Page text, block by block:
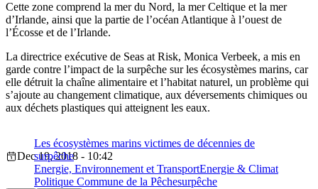
Cette zone comprend la mer du Nord, la mer Celtique et la mer
d’Irlande, ainsi que la partie de l’océan Atlantique à l’ouest de
l’Écosse et de l’Irlande.
La directrice exécutive de Seas at Risk, Monica Verbeek, a mis en
garde contre l’impact de la surpêche sur les écosystèmes marins, car
elle détruit la chaîne alimentaire et l’habitat naturel, un problème qui
s’ajoute au changement climatique, aux déversements chimiques ou
aux déchets plastiques qui atteignent les eaux.
Les écosystèmes marins victimes de décennies de
surpêche
Dec 19, 2018 - 10:42
Energie, Environnement et TransportEnergie & Climat
Politique Commune de la Pêchesurpêche